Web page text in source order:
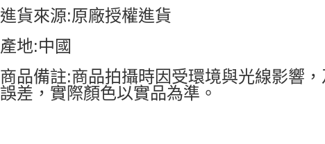
進貨來源:原廠授權進貨
產地:中國
商品備註:商品拍攝時因受環境與光線影響
誤差，實際顏色以實品為準。